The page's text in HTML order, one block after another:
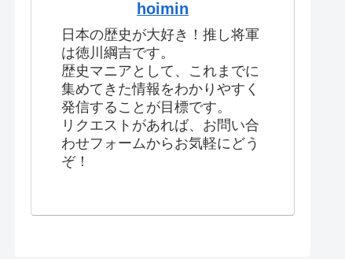
hoimin
日本の歴史が大好き！推し将軍
は徳川綱吉です。
歴史マニアとして、これまでに
集めてきた情報をわかりやすく
発信することが目標です。
リクエストがあれば、お問い合
わせフォームからお気軽にどう
ぞ！